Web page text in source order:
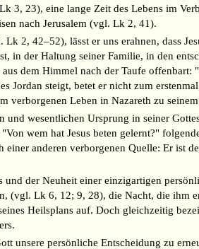
3, 23), eine lange Zeit des Lebens im
nach Jerusalem (vgl. Lk 2, 41).
2, 42–52), lässt er uns erahnen, dass
in der Haltung seiner Familie, in den
dem Himmel nach der Taufe offenbart:
Jordan steigt, betet er nicht zum
verborgenen Leben in Nazareth zu
und wesentlichen Ursprung in seiner
wem hat Jesus beten gelernt?"
anderen verborgenen Quelle: Er ist
der Neuheit einer einzigartigen
(vgl. Lk 6, 12; 9, 28), die Nacht, die ihm
Heilsplans auf. Doch gleichzeitig
unsere persönliche Entscheidung zu